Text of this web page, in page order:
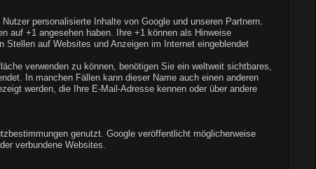
personalisierte Inhalte von Google und unseren Partnern.
auf +1 angesehen haben. Ihre +1 können als Hinweise
auf Websites und Anzeigen im Internet eingeblendet
verwenden zu können, benötigen Sie ein weltweit sichtbares,
In manchen Fällen kann dieser Name auch einen anderen
werden, die Ihre E-Mail-Adresse kennen oder über andere
genutzt. Google veröffentlicht möglicherweise
verbundene Websites.